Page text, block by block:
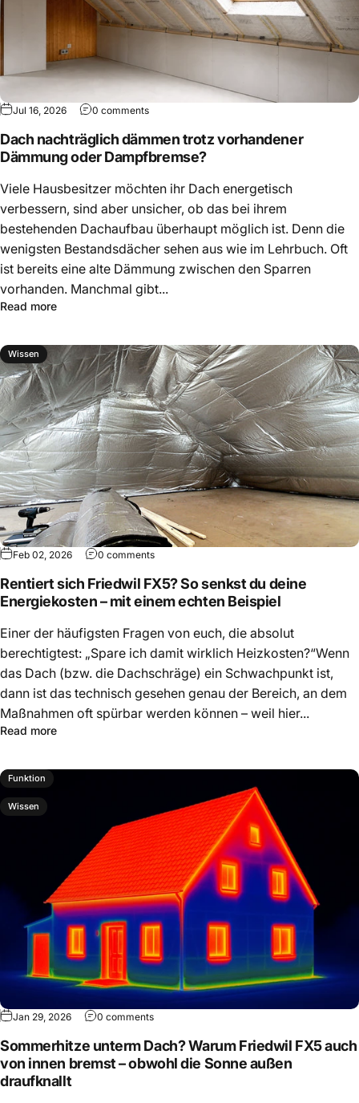
Jul 16, 2026 0 comments
Dach nachträglich dämmen trotz vorhandener
Dämmung oder Dampfbremse?
Viele Hausbesitzer möchten ihr Dach energetisch
verbessern, sind aber unsicher, ob das bei ihrem
bestehenden Dachaufbau überhaupt möglich ist. Denn die
wenigsten Bestandsdächer sehen aus wie im Lehrbuch. Oft
ist bereits eine alte Dämmung zwischen den Sparren
vorhanden. Manchmal gibt...
Read more
Wissen
Feb 02, 2026 0 comments
Rentiert sich Friedwil FX5? So senkst du deine
Energiekosten – mit einem echten Beispiel
Einer der häufigsten Fragen von euch, die absolut
berechtigtest: „Spare ich damit wirklich Heizkosten?“Wenn
das Dach (bzw. die Dachschräge) ein Schwachpunkt ist,
dann ist das technisch gesehen genau der Bereich, an dem
Maßnahmen oft spürbar werden können – weil hier...
Read more
Funktion
Wissen
Jan 29, 2026 0 comments
Sommerhitze unterm Dach? Warum Friedwil FX5 auch
von innen bremst – obwohl die Sonne außen
draufknallt